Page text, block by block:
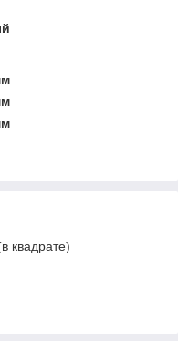
квадрате)